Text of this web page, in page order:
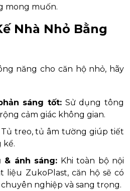
mong muốn.
Nhà Nhỏ Bằng
năng cho căn hộ nhỏ, hãy
sáng tốt: Sử dụng tông
cảm giác không gian.
treo, tủ âm tường giúp tiết
kể.
ánh sáng: Khi toàn bộ nội
ZukoPlast, căn hộ sẽ có
nghiệp và sang trọng.